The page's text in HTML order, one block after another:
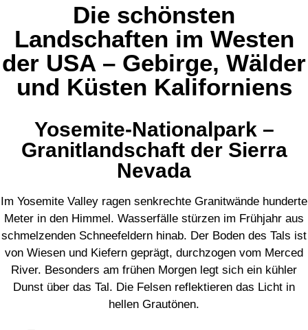
Die schönsten
Landschaften im Westen
der USA – Gebirge, Wälder
und Küsten Kaliforniens
Yosemite-Nationalpark –
Granitlandschaft der Sierra
Nevada
Im Yosemite Valley ragen senkrechte Granitwände hunderte
Meter in den Himmel. Wasserfälle stürzen im Frühjahr aus
schmelzenden Schneefeldern hinab. Der Boden des Tals ist
von Wiesen und Kiefern geprägt, durchzogen vom Merced
River. Besonders am frühen Morgen legt sich ein kühler
Dunst über das Tal. Die Felsen reflektieren das Licht in
hellen Grautönen.